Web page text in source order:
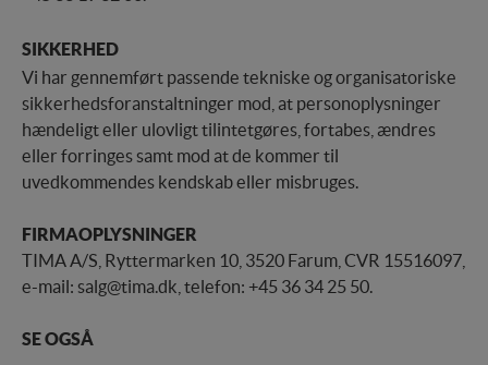
SIKKERHED
Vi har gennemført passende tekniske og organisatoriske
sikkerhedsforanstaltninger mod, at personoplysninger
hændeligt eller ulovligt tilintetgøres, fortabes, ændres
eller forringes samt mod at de kommer til
uvedkommendes kendskab eller misbruges.
FIRMAOPLYSNINGER
TIMA A/S, Ryttermarken 10, 3520 Farum, CVR 15516097,
e-mail: salg@tima.dk, telefon: +45 36 34 25 50.
SE OGSÅ